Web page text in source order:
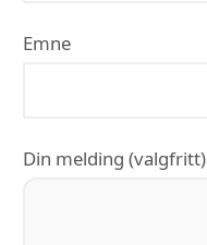
Emne
Din melding (valgfritt)